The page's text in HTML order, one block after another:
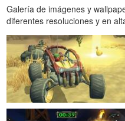
Galería de imágenes y
diferentes resoluciones y en